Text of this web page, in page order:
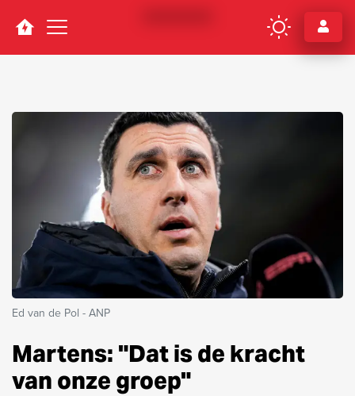
Navigation
Ed van de Pol - ANP
Martens: "Dat is de kracht
van onze groep"